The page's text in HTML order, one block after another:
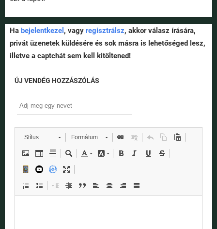
Ha bejelentkezel , vagy regisztrálsz, akkor válasz írására,
privát üzenetek küldésére és sok másra is lehetőséged lesz,
illetve a captchát sem kell kitöltened!
ÚJ VENDÉG HOZZÁSZÓLÁS
Stílus Formátum